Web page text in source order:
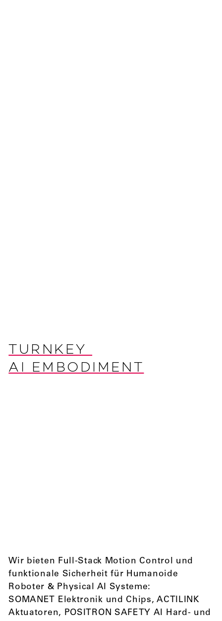
TURNKEY
AI EMBODIMENT
Wir bieten Full-Stack Motion Control und
funktionale Sicherheit für Humanoide
Roboter & Physical AI Systeme:
SOMANET Elektronik und Chips, ACTILINK
Aktuatoren, POSITRON SAFETY AI Hard- und